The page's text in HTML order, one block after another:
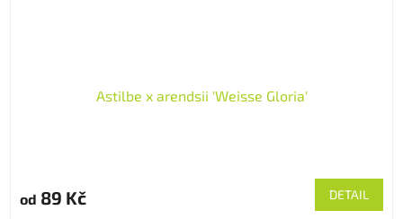
Astilbe x arendsii 'Weisse Gloria'
od 89 Kč DETAIL